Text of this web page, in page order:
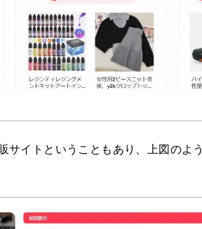
サイトということもあり、上図のよ